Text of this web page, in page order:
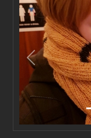
Forrige